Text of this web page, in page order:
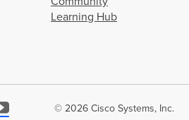
Learning Hub
© 2026 Cisco Systems, Inc.